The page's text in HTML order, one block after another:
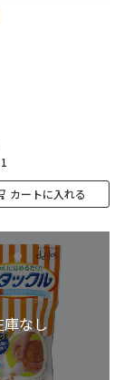
1
カートに入れる